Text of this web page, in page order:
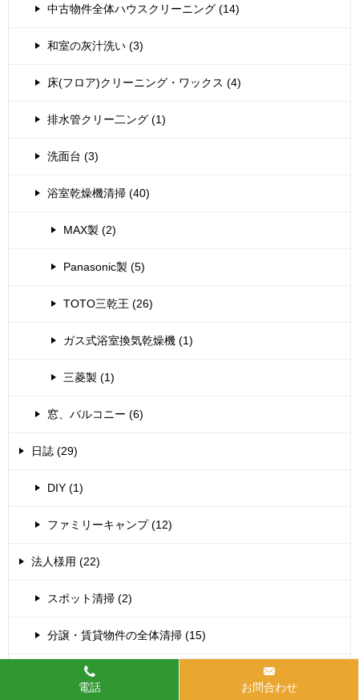
中古物件全体ハウスクリーニング (14)
和室の灰汁洗い (3)
床(フロア)クリーニング・ワックス (4)
排水管クリー二ング (1)
洗面台 (3)
浴室乾燥機清掃 (40)
MAX製 (2)
Panasonic製 (5)
TOTO三乾王 (26)
ガス式浴室換気乾燥機 (1)
三菱製 (1)
窓、バルコニー (6)
日誌 (29)
DIY (1)
ファミリーキャンプ (12)
法人様用 (22)
スポット清掃 (2)
分譲・賃貸物件の全体清掃 (15)
床洗浄・ワックス (5)
電話
お問合わせ